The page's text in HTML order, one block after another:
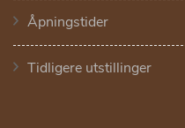
Åpningstider
Tidligere utstillinger